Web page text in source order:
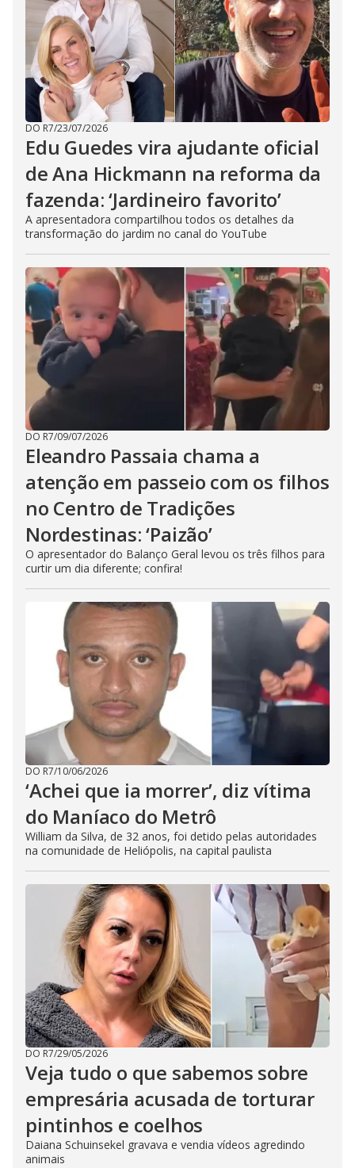
DO R7/23/07/2026
Edu Guedes vira ajudante oficial
de Ana Hickmann na reforma da
fazenda: ‘Jardineiro favorito’
A apresentadora compartilhou todos os detalhes da
transformação do jardim no canal do YouTube
DO R7/09/07/2026
Eleandro Passaia chama a
atenção em passeio com os filhos
no Centro de Tradições
Nordestinas: ‘Paizão’
O apresentador do Balanço Geral levou os três filhos para
curtir um dia diferente; confira!
DO R7/10/06/2026
‘Achei que ia morrer’, diz vítima
do Maníaco do Metrô
William da Silva, de 32 anos, foi detido pelas autoridades
na comunidade de Heliópolis, na capital paulista
DO R7/29/05/2026
Veja tudo o que sabemos sobre
empresária acusada de torturar
pintinhos e coelhos
Daiana Schuinsekel gravava e vendia vídeos agredindo
animais